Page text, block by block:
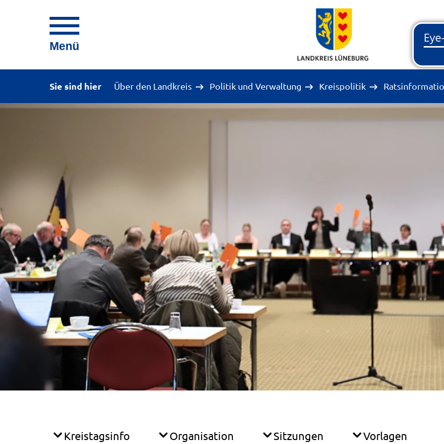
Menü
Sie sind hier Über den Landkreis Politik und Verwaltung Kreispolitik
Kreistagsinfo Organisation Sitzungen Vorlagen